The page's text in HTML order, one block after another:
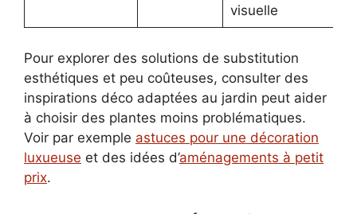
visuelle
Pour explorer des solutions de substitution
esthétiques et peu coûteuses, consulter des
inspirations déco adaptées au jardin peut aider
à choisir des plantes moins problématiques.
Voir par exemple astuces pour une décoration
luxueuse et des idées d’aménagements à petit
prix.